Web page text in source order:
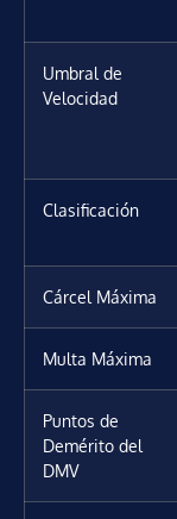
Umbral de
Velocidad
Clasificación
Cárcel Máxima
Multa Máxima
Puntos de
Demérito del
DMV